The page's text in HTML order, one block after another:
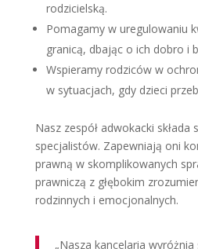
rodzicielską.
Pomagamy w uregulowaniu
granicą, dbając o ich dobro i
Wspieramy rodziców w
w sytuacjach, gdy dzieci
Nasz zespół adwokacki składa
specjalistów. Zapewniają oni
prawną w skomplikowanych
prawniczą z głębokim
rodzinnych i emocjonalnych.
„Nasza kancelaria wyróżnia